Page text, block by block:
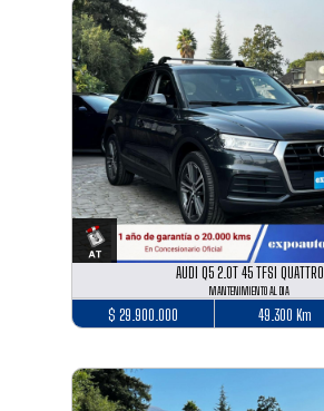
AUDI Q5 2.0T 45 TFSI QUATTRO
MANTENIMIENTO AL DIA
$ 29.900.000 49.300 Km